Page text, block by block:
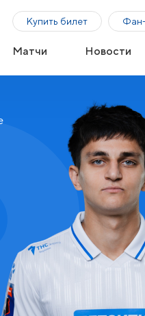
Купить билет
Матчи Новости